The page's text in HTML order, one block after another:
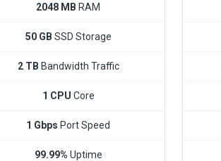
2048 MB RAM
50 GB SSD Storage
2 TB Bandwidth Traffic
1 CPU Core
1 Gbps Port Speed
99.99% Uptime